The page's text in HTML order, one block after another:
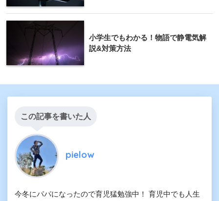
小学生でもわかる！物語で静電気解
説&対策方法
この記事を書いた人
pielow
今冬にパパになったので育児猛勉強中！ 育児中でも人生